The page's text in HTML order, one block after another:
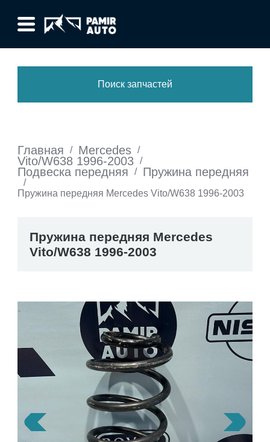
Поиск запчастей
Главная / Mercedes /
Vito/W638 1996-2003 /
Подвеска передняя / Пружина передняя
/
Пружина передняя Mercedes Vito/W638 1996-2003
Пружина передняя Mercedes
Vito/W638 1996-2003